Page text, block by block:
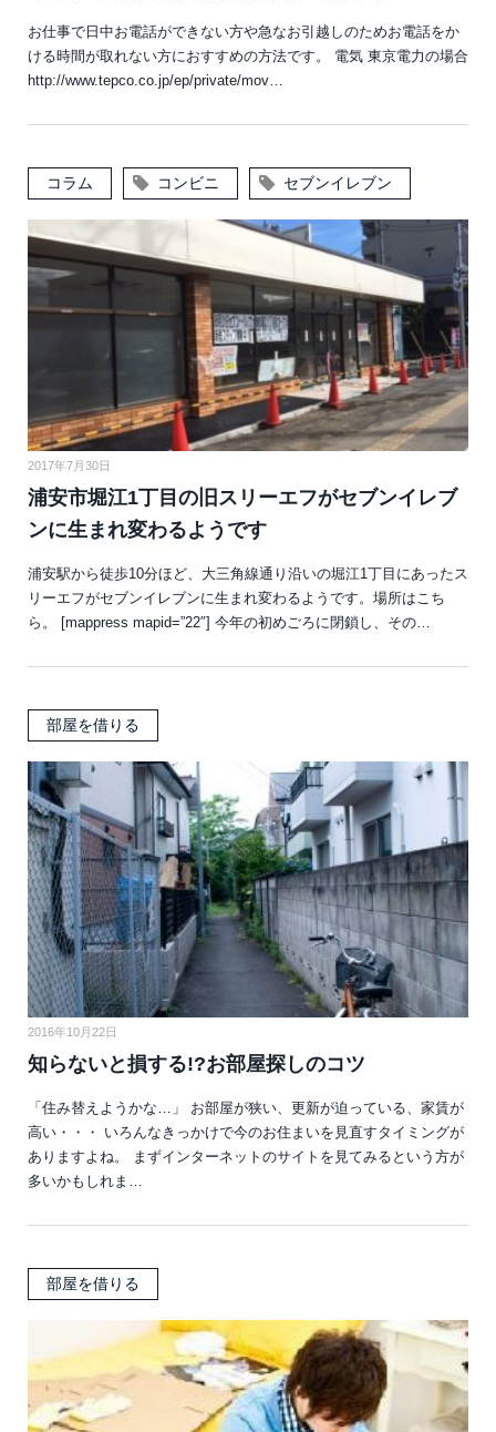
お仕事で日中お電話ができない方や急なお引越しのためお電話をか
ける時間が取れない方におすすめの方法です。 電気 東京電力の場合
http://www.tepco.co.jp/ep/private/mov…
コラム コンビニ セブンイレブン
2017年7月30日
浦安市堀江1丁目の旧スリーエフがセブンイレブ
ンに生まれ変わるようです
浦安駅から徒歩10分ほど、大三角線通り沿いの堀江1丁目にあったス
リーエフがセブンイレブンに生まれ変わるようです。場所はこち
ら。 [mappress mapid=”22″] 今年の初めごろに閉鎖し、その…
部屋を借りる
2016年10月22日
知らないと損する!?お部屋探しのコツ
「住み替えようかな…」 お部屋が狭い、更新が迫っている、家賃が
高い・・・ いろんなきっかけで今のお住まいを見直すタイミングが
ありますよね。 まずインターネットのサイトを見てみるという方が
多いかもしれま…
部屋を借りる